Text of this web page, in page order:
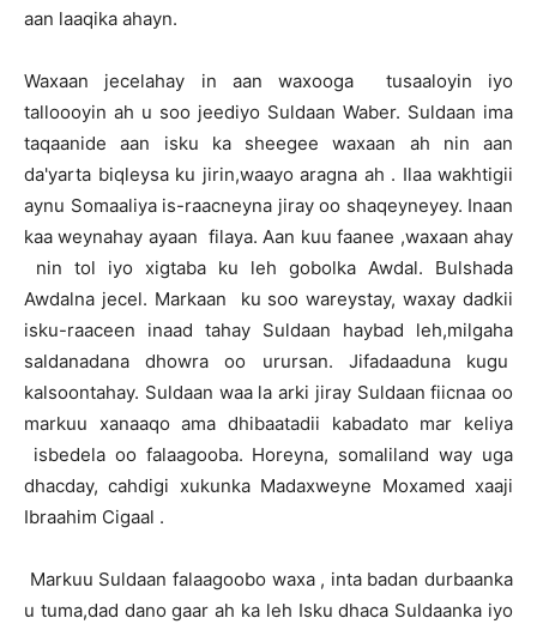
aan laaqika ahayn.
Waxaan jecelahay in aan waxooga tusaaloyin iyo
talloooyin ah u soo jeediyo Suldaan Waber. Suldaan ima
taqaanide aan isku ka sheegee waxaan ah nin aan
da'yarta biqleysa ku jirin,waayo aragna ah . Ilaa wakhtigii
aynu Somaaliya is-raacneyna jiray oo shaqeyneyey. Inaan
kaa weynahay ayaan filaya. Aan kuu faanee ,waxaan ahay
nin tol iyo xigtaba ku leh gobolka Awdal. Bulshada
Awdalna jecel. Markaan ku soo wareystay, waxay dadkii
isku-raaceen inaad tahay Suldaan haybad leh,milgaha
saldanadana dhowra oo urursan. Jifadaaduna kugu
kalsoontahay. Suldaan waa la arki jiray Suldaan fiicnaa oo
markuu xanaaqo ama dhibaatadii kabadato mar keliya
isbedela oo falaagooba. Horeyna, somaliland way uga
dhacday, cahdigi xukunka Madaxweyne Moxamed xaaji
Ibraahim Cigaal .
Markuu Suldaan falaagoobo waxa , inta badan durbaanka
u tuma,dad dano gaar ah ka leh Isku dhaca Suldaanka iyo